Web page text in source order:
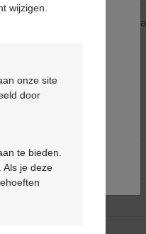
votre pharmacie Multipharma
wijzigen.
onze site
door
te bieden.
Als je deze